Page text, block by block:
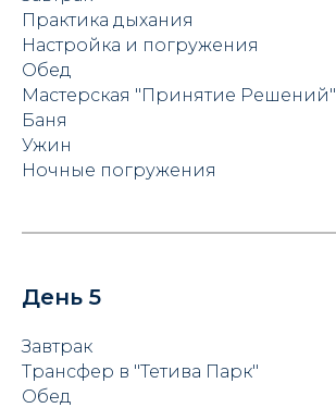
Практика дыхания
Настройка и погружения
Обед
Мастерская "Принятие Решений"
Баня
Ужин
Ночные погружения
День 5
Завтрак
Трансфер в "Тетива Парк"
Обед